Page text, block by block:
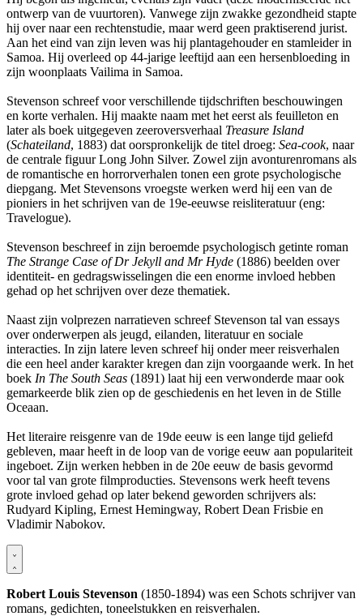
ontwerp van de vuurtoren). Vanwege zijn zwakke gezondheid stapte
hij over naar een rechtenstudie, maar werd geen praktiserend jurist.
Aan het eind van zijn leven was hij plantagehouder en stamleider in
Samoa. Hij overleed op 44-jarige leeftijd aan een hersenbloeding in
zijn woonplaats Vailima in Samoa.
Stevenson schreef voor verschillende tijdschriften beschouwingen
en korte verhalen. Hij maakte naam met het eerst als feuilleton en
later als boek uitgegeven zeeroversverhaal Treasure Island
(Schateiland, 1883) dat oorspronkelijk de titel droeg: Sea-cook, naar
de centrale figuur Long John Silver. Zowel zijn avonturenromans als
de romantische en horrorverhalen tonen een grote psychologische
diepgang. Met Stevensons vroegste werken werd hij een van de
pioniers in het schrijven van de 19e-eeuwse reisliteratuur (eng:
Travelogue).
Stevenson beschreef in zijn beroemde psychologisch getinte roman
The Strange Case of Dr Jekyll and Mr Hyde (1886) beelden over
identiteit- en gedragswisselingen die een enorme invloed hebben
gehad op het schrijven over deze thematiek.
Naast zijn volprezen narratieven schreef Stevenson tal van essays
over onderwerpen als jeugd, eilanden, literatuur en sociale
interacties. In zijn latere leven schreef hij onder meer reisverhalen
die een heel ander karakter kregen dan zijn voorgaande werk. In het
boek In The South Seas (1891) laat hij een verwonderde maar ook
gemarkeerde blik zien op de geschiedenis en het leven in de Stille
Oceaan.
Het literaire reisgenre van de 19de eeuw is een lange tijd geliefd
gebleven, maar heeft in de loop van de vorige eeuw aan populariteit
ingeboet. Zijn werken hebben in de 20e eeuw de basis gevormd
voor tal van grote filmproducties. Stevensons werk heeft tevens
grote invloed gehad op later bekend geworden schrijvers als:
Rudyard Kipling, Ernest Hemingway, Robert Dean Frisbie en
Vladimir Nabokov.
Robert Louis Stevenson (1850-1894) was een Schots schrijver van
romans, gedichten, toneelstukken en reisverhalen.